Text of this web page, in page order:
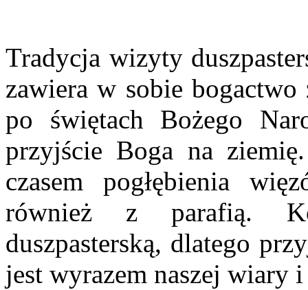
Tradycja wizyty
zawiera w sobie
po świętach Bożego
przyjście Boga na
czasem pogłębienia
również z parafią.
duszpasterską, dlatego
jest wyrazem naszej wiary